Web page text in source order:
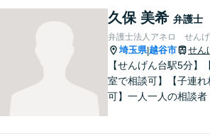
リーで安心して相談い
ます。お気軽にご相談
い。
久保 美希 弁護士
弁護士法人アネロ せん
埼玉県|越谷市 せん
【せんげん台駅5分】
室で相談可】【子連れ
可】一人一人の相談者